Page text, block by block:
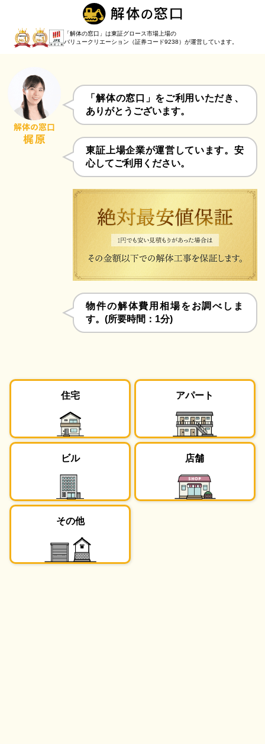
「解体の窓口」は東証グロース市場上場の
バリュークリエーション（証券コード9238）が運営しています。
「解体の窓口」をご利用いただき、
ありがとうございます。
東証上場企業が運営しています。安
心してご利用ください。
物件の解体費用相場をお調べしま
す。(所要時間：1分)
住宅 アパート
ビル 店舗
その他